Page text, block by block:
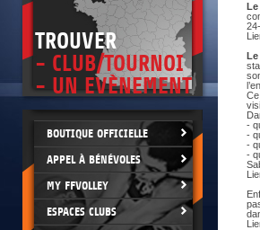
TROUVER
- CLUB/TOURNOI
- UN EVÈNEMENT
BOUTIQUE OFFICIELLE
APPEL À BÉNÉVOLES
MY FFVOLLEY
ESPACES CLUBS
Le
Le
-
-
-
-